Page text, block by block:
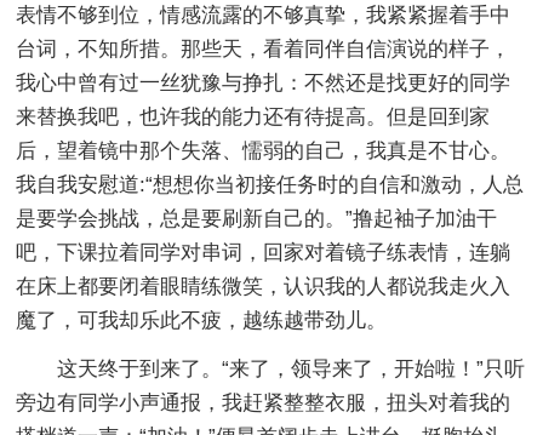
表情不够到位，情感流露的不够真挚，我紧紧握着手中
台词，不知所措。那些天，看着同伴自信演说的样子，
我心中曾有过一丝犹豫与挣扎：不然还是找更好的同学
来替换我吧，也许我的能力还有待提高。但是回到家
后，望着镜中那个失落、懦弱的自己，我真是不甘心。
我自我安慰道:“想想你当初接任务时的自信和激动，人总
是要学会挑战，总是要刷新自己的。”撸起袖子加油干
吧，下课拉着同学对串词，回家对着镜子练表情，连躺
在床上都要闭着眼睛练微笑，认识我的人都说我走火入
魔了，可我却乐此不疲，越练越带劲儿。
这天终于到来了。“来了，领导来了，开始啦！”只听
旁边有同学小声通报，我赶紧整整衣服，扭头对着我的